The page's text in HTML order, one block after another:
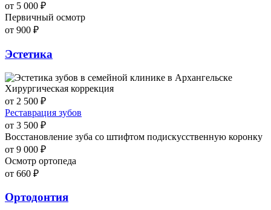
от 5 000 ₽
Первичный осмотр
от 900 ₽
Эстетика
Хирургическая коррекция
от 2 500 ₽
Реставрация зубов
от 3 500 ₽
Восстановление зуба со штифтом подискусственную коронку
от 9 000 ₽
Осмотр ортопеда
от 660 ₽
Ортодонтия